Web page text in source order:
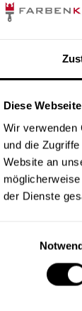
Diese
Wir verwenden
und die
Website an
der Dienste